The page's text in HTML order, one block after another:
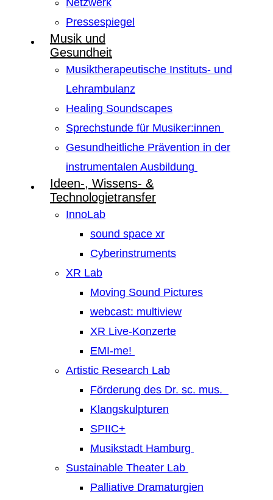
Netzwerk
Pressespiegel
Musik und
Gesundheit
Musiktherapeutische Instituts- und
Lehrambulanz
Healing Soundscapes
Sprechstunde für Musiker:innen
Gesundheitliche Prävention in der
instrumentalen Ausbildung
Ideen-, Wissens- &
Technologietransfer
InnoLab
sound space xr
Cyberinstruments
XR Lab
Moving Sound Pictures
webcast: multiview
XR Live-Konzerte
EMI-me!
Artistic Research Lab
Förderung des Dr. sc. mus.
Klangskulpturen
SPIIC+
Musikstadt Hamburg
Sustainable Theater Lab
Palliative Dramaturgien